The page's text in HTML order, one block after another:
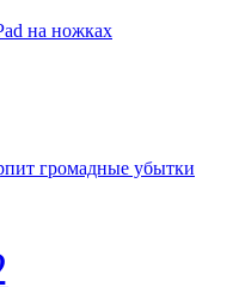
на ножках
громадные убытки